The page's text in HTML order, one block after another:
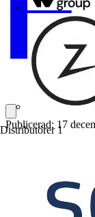
Distributörer 1
Publicerad: 17